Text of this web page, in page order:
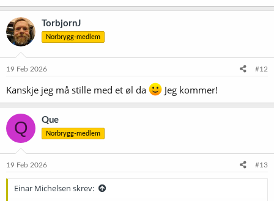
a
k
s
j
o
e
TorbjornJ
Norbrygg-medlem
19 Feb 2026 #12
Kanskje jeg må stille med et øl da Jeg kommer!
Q Que
Norbrygg-medlem
19 Feb 2026 #13
Einar Michelsen skrev: